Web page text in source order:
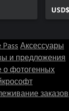
Pass Аксессуары
и предложения
о фотогенных
заказов